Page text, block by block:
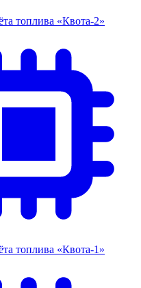
топлива «Квота-2»
топлива «Квота-1»